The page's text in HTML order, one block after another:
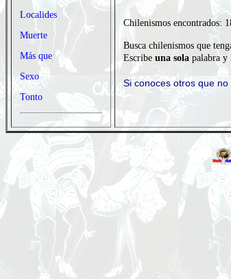
Localides
Muerte
Más que
Sexo
Tonto
Chilenismos encontrados:
Busca chilenismos que
Escribe una sola palabra y
Si conoces otros que